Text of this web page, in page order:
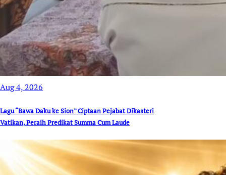
Aug 4, 2026
Lagu “Bawa Daku ke Sion” Ciptaan Pejabat Dikasteri
Vatikan, Peraih Predikat Summa Cum Laude